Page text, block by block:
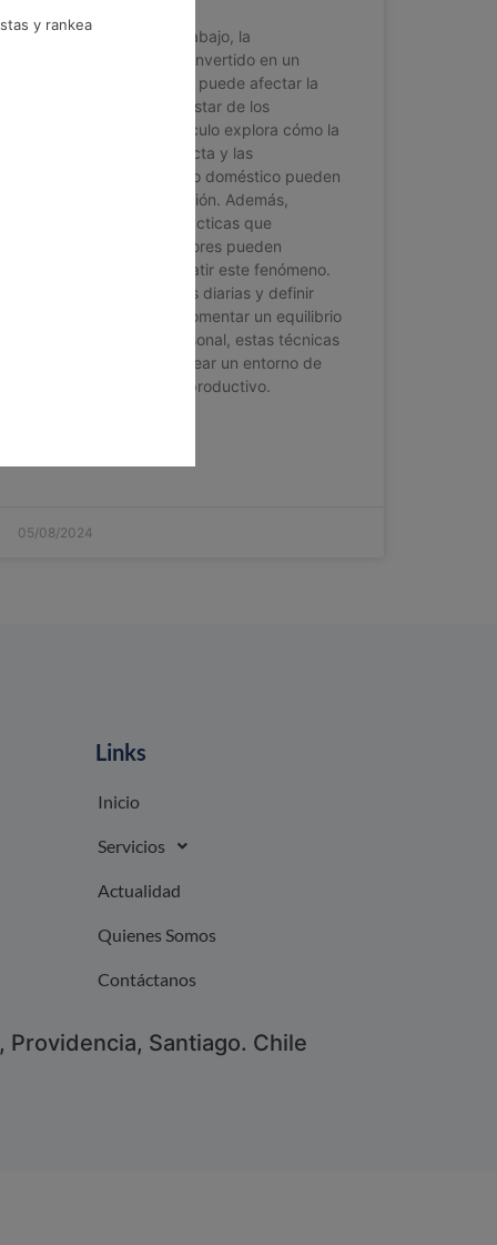
En el contexto del teletrabajo, la
procrastinación se ha convertido en un
desafío significativo que puede afectar la
productividad y el bienestar de los
colaboradores. Este artículo explora cómo la
falta de supervisión directa y las
distracciones del entorno doméstico pueden
fomentar la procrastinación. Además,
presenta estrategias prácticas que
empleadores y trabajadores pueden
implementar para combatir este fenómeno.
Desde establecer rutinas diarias y definir
objetivos claros, hasta fomentar un equilibrio
entre trabajo y vida personal, estas técnicas
están diseñadas para crear un entorno de
trabajo más eficiente y productivo.
05/08/2024
Links
Inicio
Servicios
Actualidad
Quienes Somos
Contáctanos
Providencia, Santiago. Chile
y rankea